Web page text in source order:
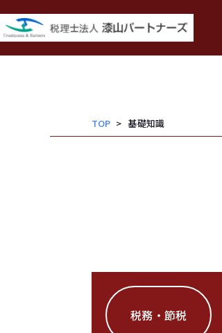
内
容
TOP 基礎知識
税務・節税